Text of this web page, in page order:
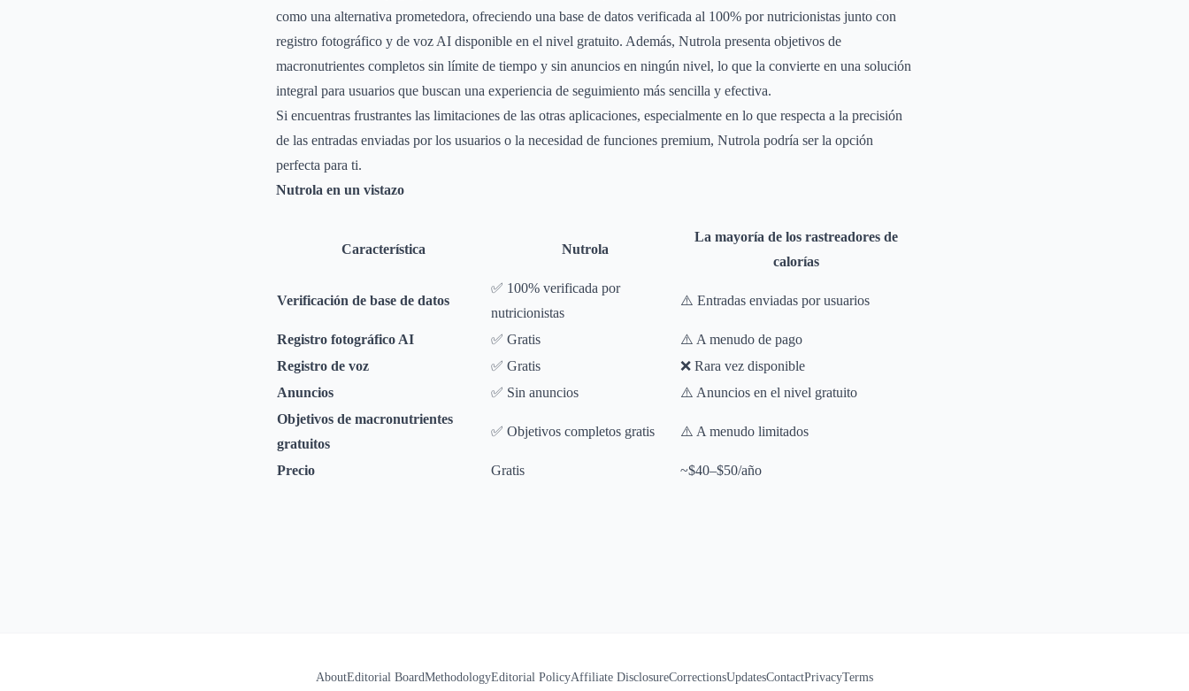
como una alternativa prometedora, ofreciendo una base de datos verificada al 100% por nutricionistas junto con
registro fotográfico y de voz AI disponible en el nivel gratuito. Además, Nutrola presenta objetivos de
macronutrientes completos sin límite de tiempo y sin anuncios en ningún nivel, lo que la convierte en una solución
integral para usuarios que buscan una experiencia de seguimiento más sencilla y efectiva.
Si encuentras frustrantes las limitaciones de las otras aplicaciones, especialmente en lo que respecta a la precisión
de las entradas enviadas por los usuarios o la necesidad de funciones premium, Nutrola podría ser la opción
perfecta para ti.
Nutrola en un vistazo
Característica Nutrola
La mayoría de los rastreadores de
calorías
Verificación de base de datos
✅ 100% verificada por
nutricionistas
⚠️ Entradas enviadas por usuarios
Registro fotográfico AI ✅ Gratis
⚠️ A menudo de pago
Registro de voz
✅ Gratis
❌ Rara vez disponible
Anuncios
✅ Sin anuncios
⚠️ Anuncios en el nivel gratuito
Objetivos de macronutrientes
gratuitos
✅ Objetivos completos gratis ⚠️ A menudo limitados
Precio Gratis ~$40–$50/año
AboutEditorial BoardMethodologyEditorial PolicyAffiliate DisclosureCorrectionsUpdatesContactPrivacyTerms